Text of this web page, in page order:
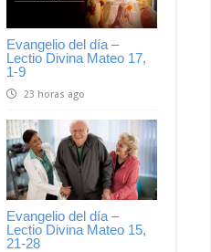
Evangelio del día –
Lectio Divina Mateo 17,
1-9
23 horas ago
Evangelio del día –
Lectio Divina Mateo 15,
21-28